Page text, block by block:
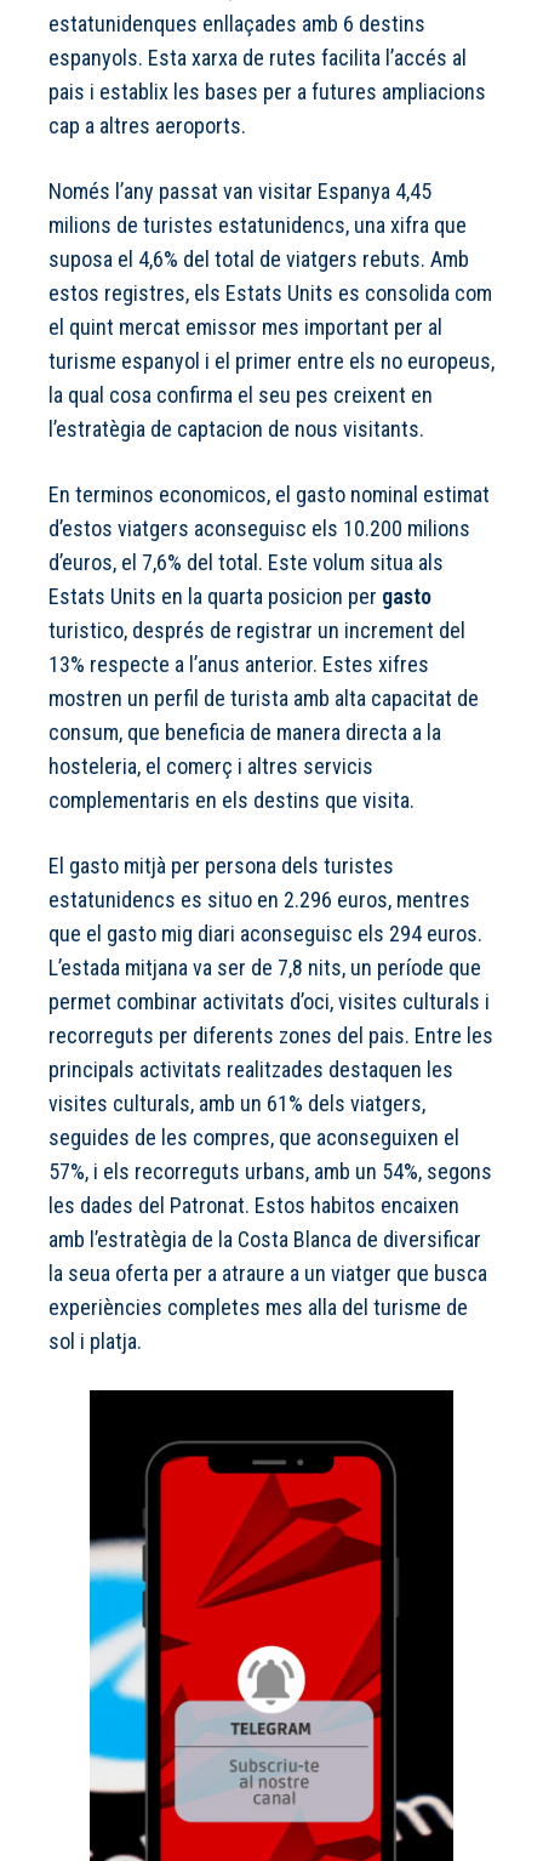
estatunidenques enllaçades amb 6 destins
espanyols. Esta xarxa de rutes facilita l’accés al
pais i establix les bases per a futures ampliacions
cap a altres aeroports.
Només l’any passat van visitar Espanya 4,45
milions de turistes estatunidencs, una xifra que
suposa el 4,6% del total de viatgers rebuts. Amb
estos registres, els Estats Units es consolida com
el quint mercat emissor mes important per al
turisme espanyol i el primer entre els no europeus,
la qual cosa confirma el seu pes creixent en
l’estratègia de captacion de nous visitants.
En terminos economicos, el gasto nominal estimat
d’estos viatgers aconseguisc els 10.200 milions
d’euros, el 7,6% del total. Este volum situa als
Estats Units en la quarta posicion per gasto
turistico, després de registrar un increment del
13% respecte a l’anus anterior. Estes xifres
mostren un perfil de turista amb alta capacitat de
consum, que beneficia de manera directa a la
hosteleria, el comerç i altres servicis
complementaris en els destins que visita.
El gasto mitjà per persona dels turistes
estatunidencs es situo en 2.296 euros, mentres
que el gasto mig diari aconseguisc els 294 euros.
L’estada mitjana va ser de 7,8 nits, un període que
permet combinar activitats d’oci, visites culturals i
recorreguts per diferents zones del pais. Entre les
principals activitats realitzades destaquen les
visites culturals, amb un 61% dels viatgers,
seguides de les compres, que aconseguixen el
57%, i els recorreguts urbans, amb un 54%, segons
les dades del Patronat. Estos habitos encaixen
amb l’estratègia de la Costa Blanca de diversificar
la seua oferta per a atraure a un viatger que busca
experiències completes mes alla del turisme de
sol i platja.